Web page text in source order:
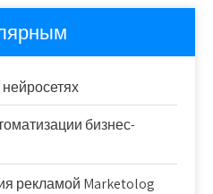
бизнес-
рекламой Marketolog